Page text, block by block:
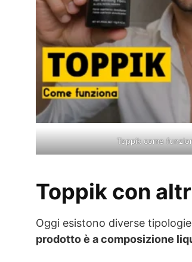
Toppik come
Toppik con
Oggi esistono diverse
prodotto è a composizione